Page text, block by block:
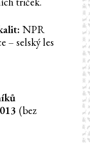
NPR
– selský les
(bez